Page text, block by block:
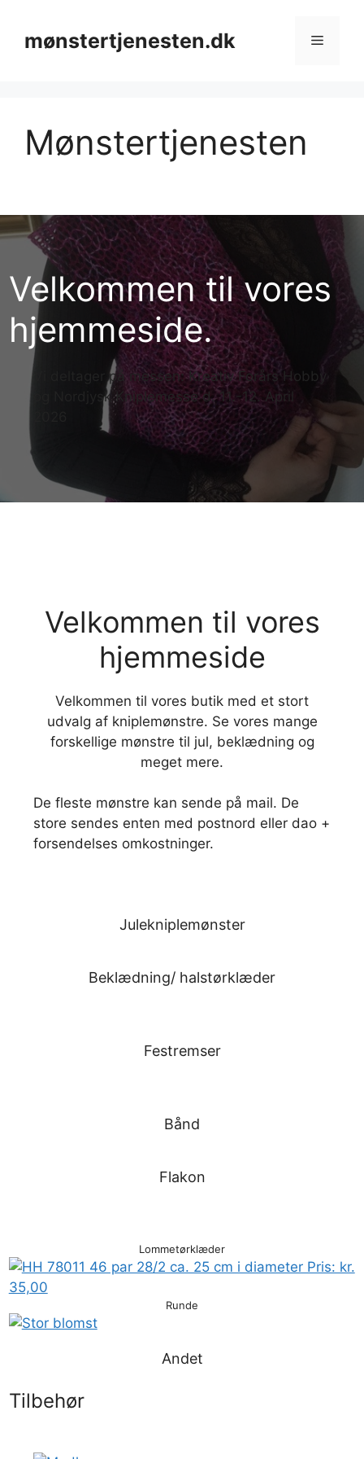
indholdmønstertjenesten.dk Menu
Mønstertjenesten
Velkommen til vores
hjemmeside.
Vi deltager på messen: Kreativ Forårs Hobby
og Nordjysk Kniplemesse d. 11.-12. April
Velkommen til vores
hjemmeside
Velkommen til vores butik med et stort
udvalg af kniplemønstre. Se vores mange
forskellige mønstre til jul, beklædning og
meget mere.
De fleste mønstre kan sende på mail. De
store sendes enten med postnord eller dao +
forsendelses omkostninger.
Julekniplemønster
Beklædning/ halstørklæder
Festremser
Bånd
Flakon
Lommetørklæder
Runde
Andet
Tilbehør